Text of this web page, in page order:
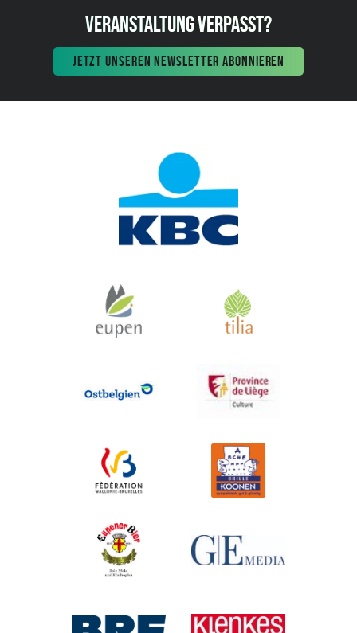
VERANSTALTUNG VERPASST?
JETZT UNSEREN NEWSLETTER ABONNIEREN